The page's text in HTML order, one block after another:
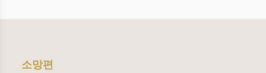
소망편